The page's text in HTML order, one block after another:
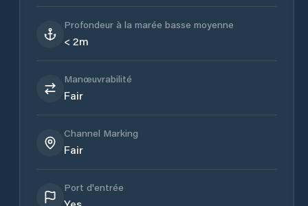
Profondeur à la marée basse moyenne
< 2m
Manœuvrabilité
Fair
Channel Marking
Fair
Port d'entrée